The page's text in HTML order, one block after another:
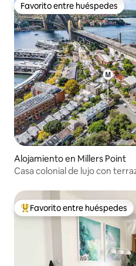
Favorito entre huéspedes
Favorito entre huéspedes
Alojamiento en Millers Point
Casa colonial de lujo con
Favorito entre los huéspedes
Favorito entre huéspedes